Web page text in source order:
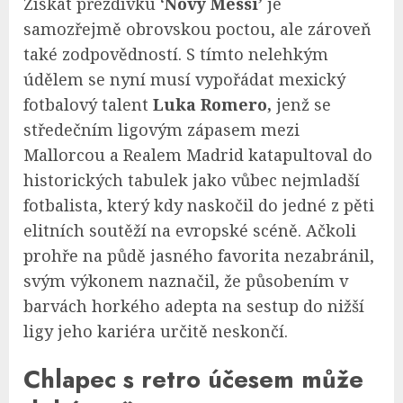
samozřejmě obrovskou poctou, ale zároveň
také zodpovědností. S tímto nelehkým
údělem se nyní musí vypořádat mexický
fotbalový talent Luka Romero, jenž se
středečním ligovým zápasem mezi
Mallorcou a Realem Madrid katapultoval do
historických tabulek jako vůbec nejmladší
fotbalista, který kdy naskočil do jedné z pěti
elitních soutěží na evropské scéně. Ačkoli
prohře na půdě jasného favorita nezabránil,
svým výkonem naznačil, že působením v
barvách horkého adepta na sestup do nižší
ligy jeho kariéra určitě neskončí.
Chlapec s retro účesem může